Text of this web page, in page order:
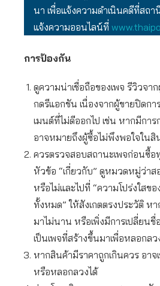
นา เพื่อแจ้งความดำเนินคดีที่สถ
แจ้งความออนไลน์ที่
การป้องกัน
ดูความน่าเชื่อถือของเพจ รีวิวจา
กดรีแอกชัน เนื่องจากผู้ขายปิดก
เมนต์ที่ไม่ดีออกไป เช่น หากมีกา
อาจหมายถึงผู้ซื้อไม่พึงพอใจในสิ
ควรตรวจสอบสถานะเพจก่อนซื้อทุ
หัวข้อ “เกี่ยวกับ” ดูหมวดหมู่ว่า
หรือไม่และไปที่ “ความโปร่งใสขอ
ทั้งหมด” ให้สังเกตตรงประวัติ ห
มาไม่นาน หรือเพิ่งมีการเปลี่ยนชื่
เป็นเพจที่สร้างขึ้นมาเพื่อหลอกลว
หากสินค้ามีราคาถูกเกินควร อาจ
หรือหลอกลวงได้